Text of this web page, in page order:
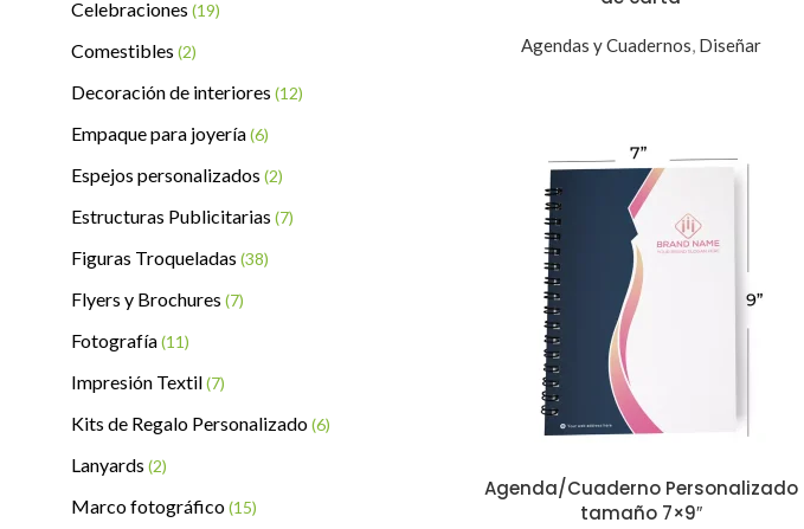
Celebraciones (19)
Comestibles (2)
Decoración de interiores (12)
Empaque para joyería(6)
Espejos personalizados (2)
Estructuras Publicitarias (7)
Figuras Troqueladas (38)
Flyers y Brochures (7)
Fotografía(11)
Impresión Textil(7)
Kits de Regalo Personalizado(6)
Lanyards (2)
Marco fotográfico(15)
Agendas y Cuadernos, Diseñar
Agenda/Cuaderno Personalizado
tamaño 7×9″